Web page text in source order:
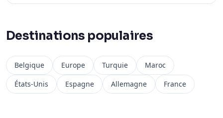
Destinations populaires
Belgique Europe Turquie
Maroc
États-Unis
Espagne Allemagne France